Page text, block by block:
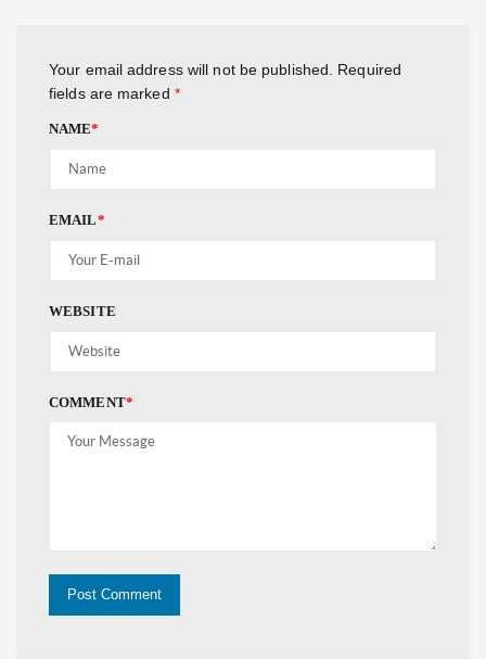
Your email address will not be published.
Required
fields are marked *
NAME*
EMAIL*
WEBSITE
COMMENT*